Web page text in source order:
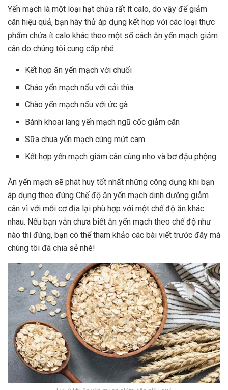
Yến mạch là một loại hạt chứa rất ít calo, do vậy để giảm
cân hiệu quả, bạn hãy thử áp dụng kết hợp với các loại thực
phẩm chứa ít calo khác theo một số cách ăn yến mạch giảm
cân do chúng tôi cung cấp nhé:
Kết hợp ăn yến mạch với chuối
Cháo yến mạch nấu với cải thìa
Chào yến mạch nấu với ức gà
Bánh khoai lang yến mạch ngũ cốc giảm cân
Sữa chua yến mạch cùng mứt cam
Kết hợp yến mạch giảm cân cùng nho và bơ đậu phộng
Ăn yến mạch sẽ phát huy tốt nhất những công dụng khi bạn
áp dụng theo đúng Chế độ ăn yến mạch dinh dưỡng giảm
cân vì với mỗi cơ địa lại phù hợp với một chế độ ăn khác
nhau. Nếu bạn vẫn chưa biết ăn yến mạch theo chế độ như
nào thì đúng, bạn có thể tham khảo các bài viết trước đây mà
chúng tôi đã chia sẻ nhé!